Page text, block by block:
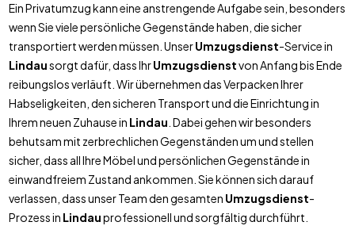
Ein Privatumzug kann eine anstrengende Aufgabe sein, besonders
wenn Sie viele persönliche Gegenstände haben, die sicher
transportiert werden müssen. UnserUmzugsdienst-Service in
Lindausorgt dafür, dass IhrUmzugsdienstvon Anfang bis Ende
reibungslos verläuft. Wir übernehmen das Verpacken Ihrer
Habseligkeiten, den sicheren Transport und die Einrichtung in
Ihrem neuen Zuhause in Lindau . Dabei gehen wir besonders
behutsam mit zerbrechlichen Gegenständen um und stellen
sicher, dass all Ihre Möbel und persönlichen Gegenstände in
einwandfreiem Zustand ankommen. Sie können sich darauf
verlassen, dass unser Team den gesamten Umzugsdienst-
Prozess in Lindauprofessionell und sorgfältig durchführt.